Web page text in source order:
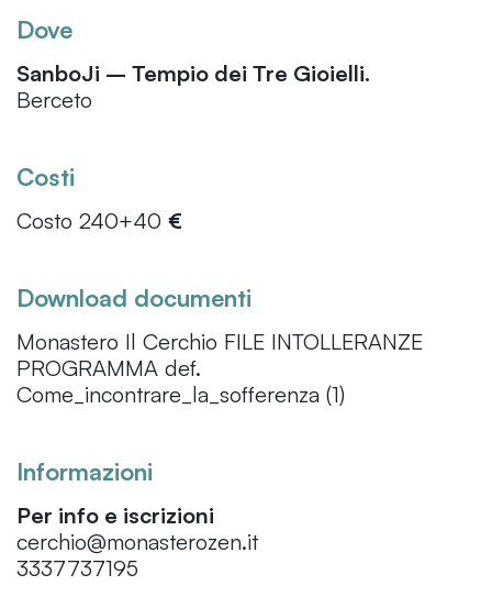
Dove
SanboJi – Tempio dei Tre Gioielli.
Berceto
Costi
Costo 240+40 €
Download documenti
Monastero Il Cerchio FILE INTOLLERANZE
PROGRAMMA def.
Come_incontrare_la_sofferenza (1)
Informazioni
Per info e iscrizioni
cerchio@monasterozen.it
3337737195